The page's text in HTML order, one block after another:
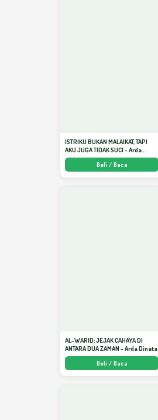
ISTRIKU BUKAN MALAIKAT, TAPI
AKU JUGA TIDAK SUCI - Arda
Dinata
Beli / Baca
AL-WARID: JEJAK CAHAYA DI
ANTARA DUA ZAMAN - Arda Dinata
Beli / Baca